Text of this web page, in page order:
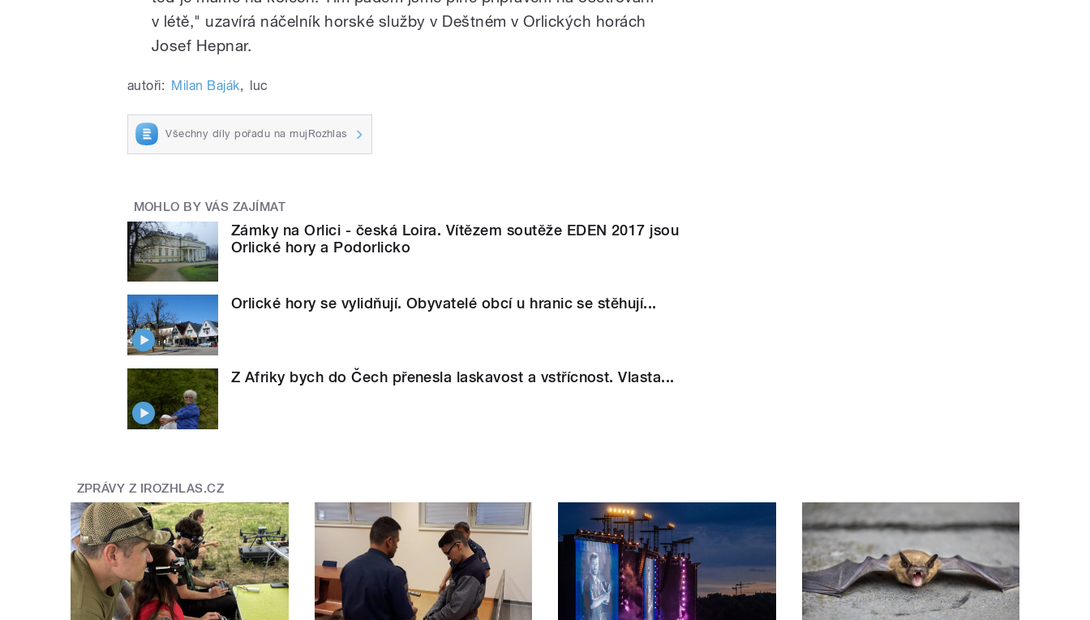
v létě," uzavírá náčelník horské služby v Deštném v Orlických horách
Josef Hepnar.
autoři: Milan Baják, luc
Všechny díly pořadu na mujRozhlas
MOHLO BY VÁS ZAJÍMAT
Zámky na Orlici - česká Loira. Vítězem soutěže EDEN 2017 jsou
Orlické hory a Podorlicko
Orlické hory se vylidňují. Obyvatelé obcí u hranic se stěhují...
Z Afriky bych do Čech přenesla laskavost a vstřícnost. Vlasta...
ZPRÁVY Z IROZHLAS.CZ